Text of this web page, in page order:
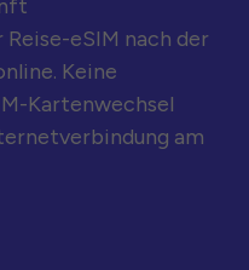
eSIM nach der
Keine
Kartenwechsel
am